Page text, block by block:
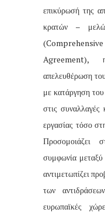
επικύρωσή της
κρατών –
Agreement),
απελευθέρωση
με κατάργηση
στις
εργασίας τόσο
Προσομοιάζει
συμφωνία
αντιμετωπίζει
των
ευρωπαϊκές